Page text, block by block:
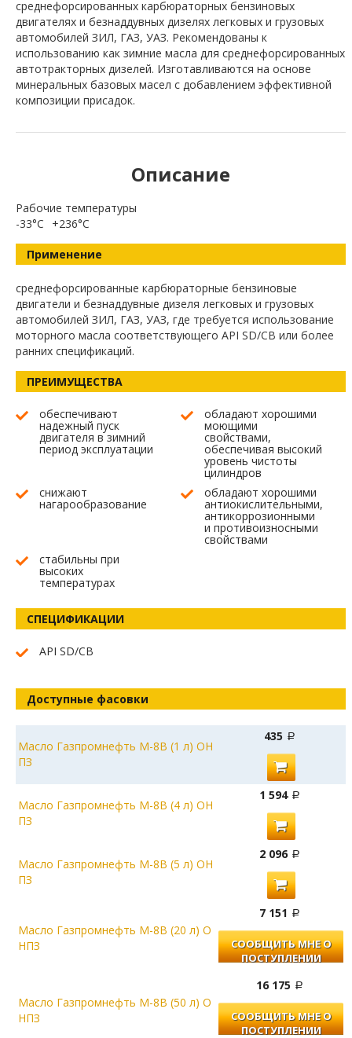
среднефорсированных карбюраторных бензиновых
двигателях и безнаддувных дизелях легковых и грузовых
автомобилей ЗИЛ, ГАЗ, УАЗ. Рекомендованы к
использованию как зимние масла для среднефорсированных
автотракторных дизелей. Изготавливаются на основе
минеральных базовых масел с добавлением эффективной
композиции присадок.
Описание
Рабочие температуры
-33°C
+236°C
Применение
среднефорсированные карбюраторные бензиновые
двигатели и безнаддувные дизеля легковых и грузовых
автомобилей ЗИЛ, ГАЗ, УАЗ, где требуется использование
моторного масла соответствующего API SD/CB или более
ранних спецификаций.
ПРЕИМУЩЕСТВА
обеспечивают
надежный пуск
двигателя в зимний
период эксплуатации
обладают хорошими
моющими
свойствами,
обеспечивая высокий
уровень чистоты
цилиндров
снижают
нагарообразование
обладают хорошими
антиокислительными,
антикоррозионными
и противоизносными
свойствами
стабильны при
высоких
температурах
СПЕЦИФИКАЦИИ
API SD/CB
Доступные фасовки
Масло Газпромнефть М-8В (1 л) ОН
ПЗ
435
Масло Газпромнефть М-8В (4 л) ОН
ПЗ
1 594
Масло Газпромнефть М-8В (5 л) ОН
ПЗ
2 096
Масло Газпромнефть М-8В (20 л) О
НПЗ
7 151
СООБЩИТЬ МНЕ О
ПОСТУПЛЕНИИ
Масло Газпромнефть М-8В (50 л) О
НПЗ
16 175
СООБЩИТЬ МНЕ О
ПОСТУПЛЕНИИ